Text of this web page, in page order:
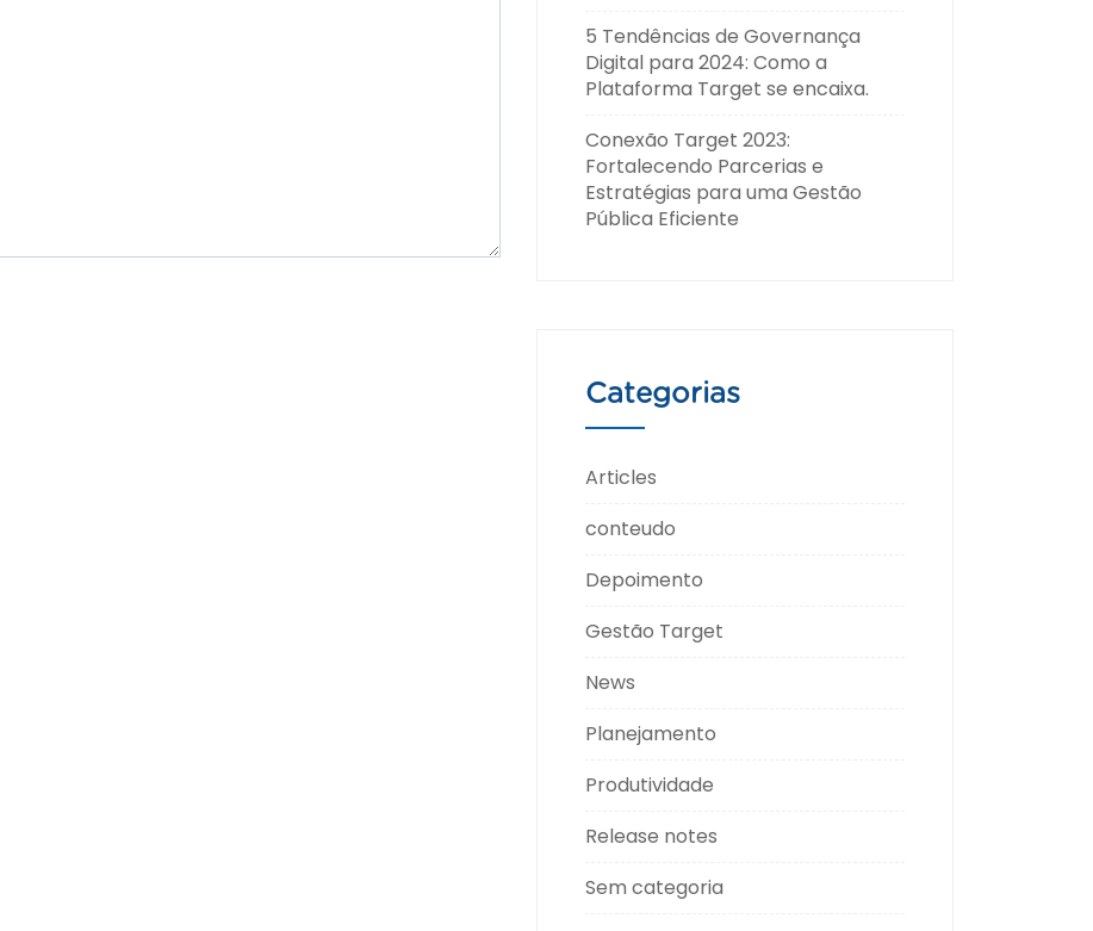
5 Tendências de Governança
Digital para 2024: Como a
Plataforma Target se encaixa.
Conexão Target 2023:
Fortalecendo Parcerias e
Estratégias para uma Gestão
Pública Eficiente
Categorias
Articles
conteudo
Depoimento
Gestão Target
News
Planejamento
Produtividade
Release notes
Sem categoria